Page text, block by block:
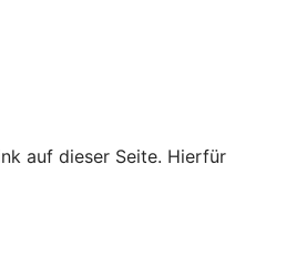
auf dieser Seite. Hierfür